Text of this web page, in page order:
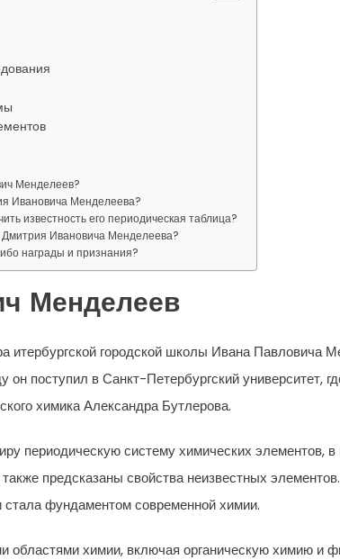
Менделеев?
Ивановича Менделеева?
известность его периодическая таблица?
Ивановича Менделеева?
награды и признания?
Менделеев
итербургской городской школы Ивана Павловича
поступил в Санкт-Петербургский университет,
химика Александра Бутлерова.
периодическую систему химических элементов,
предсказаны свойства неизвестных
фундаментом современной химии.
областями химии, включая органическую химию и